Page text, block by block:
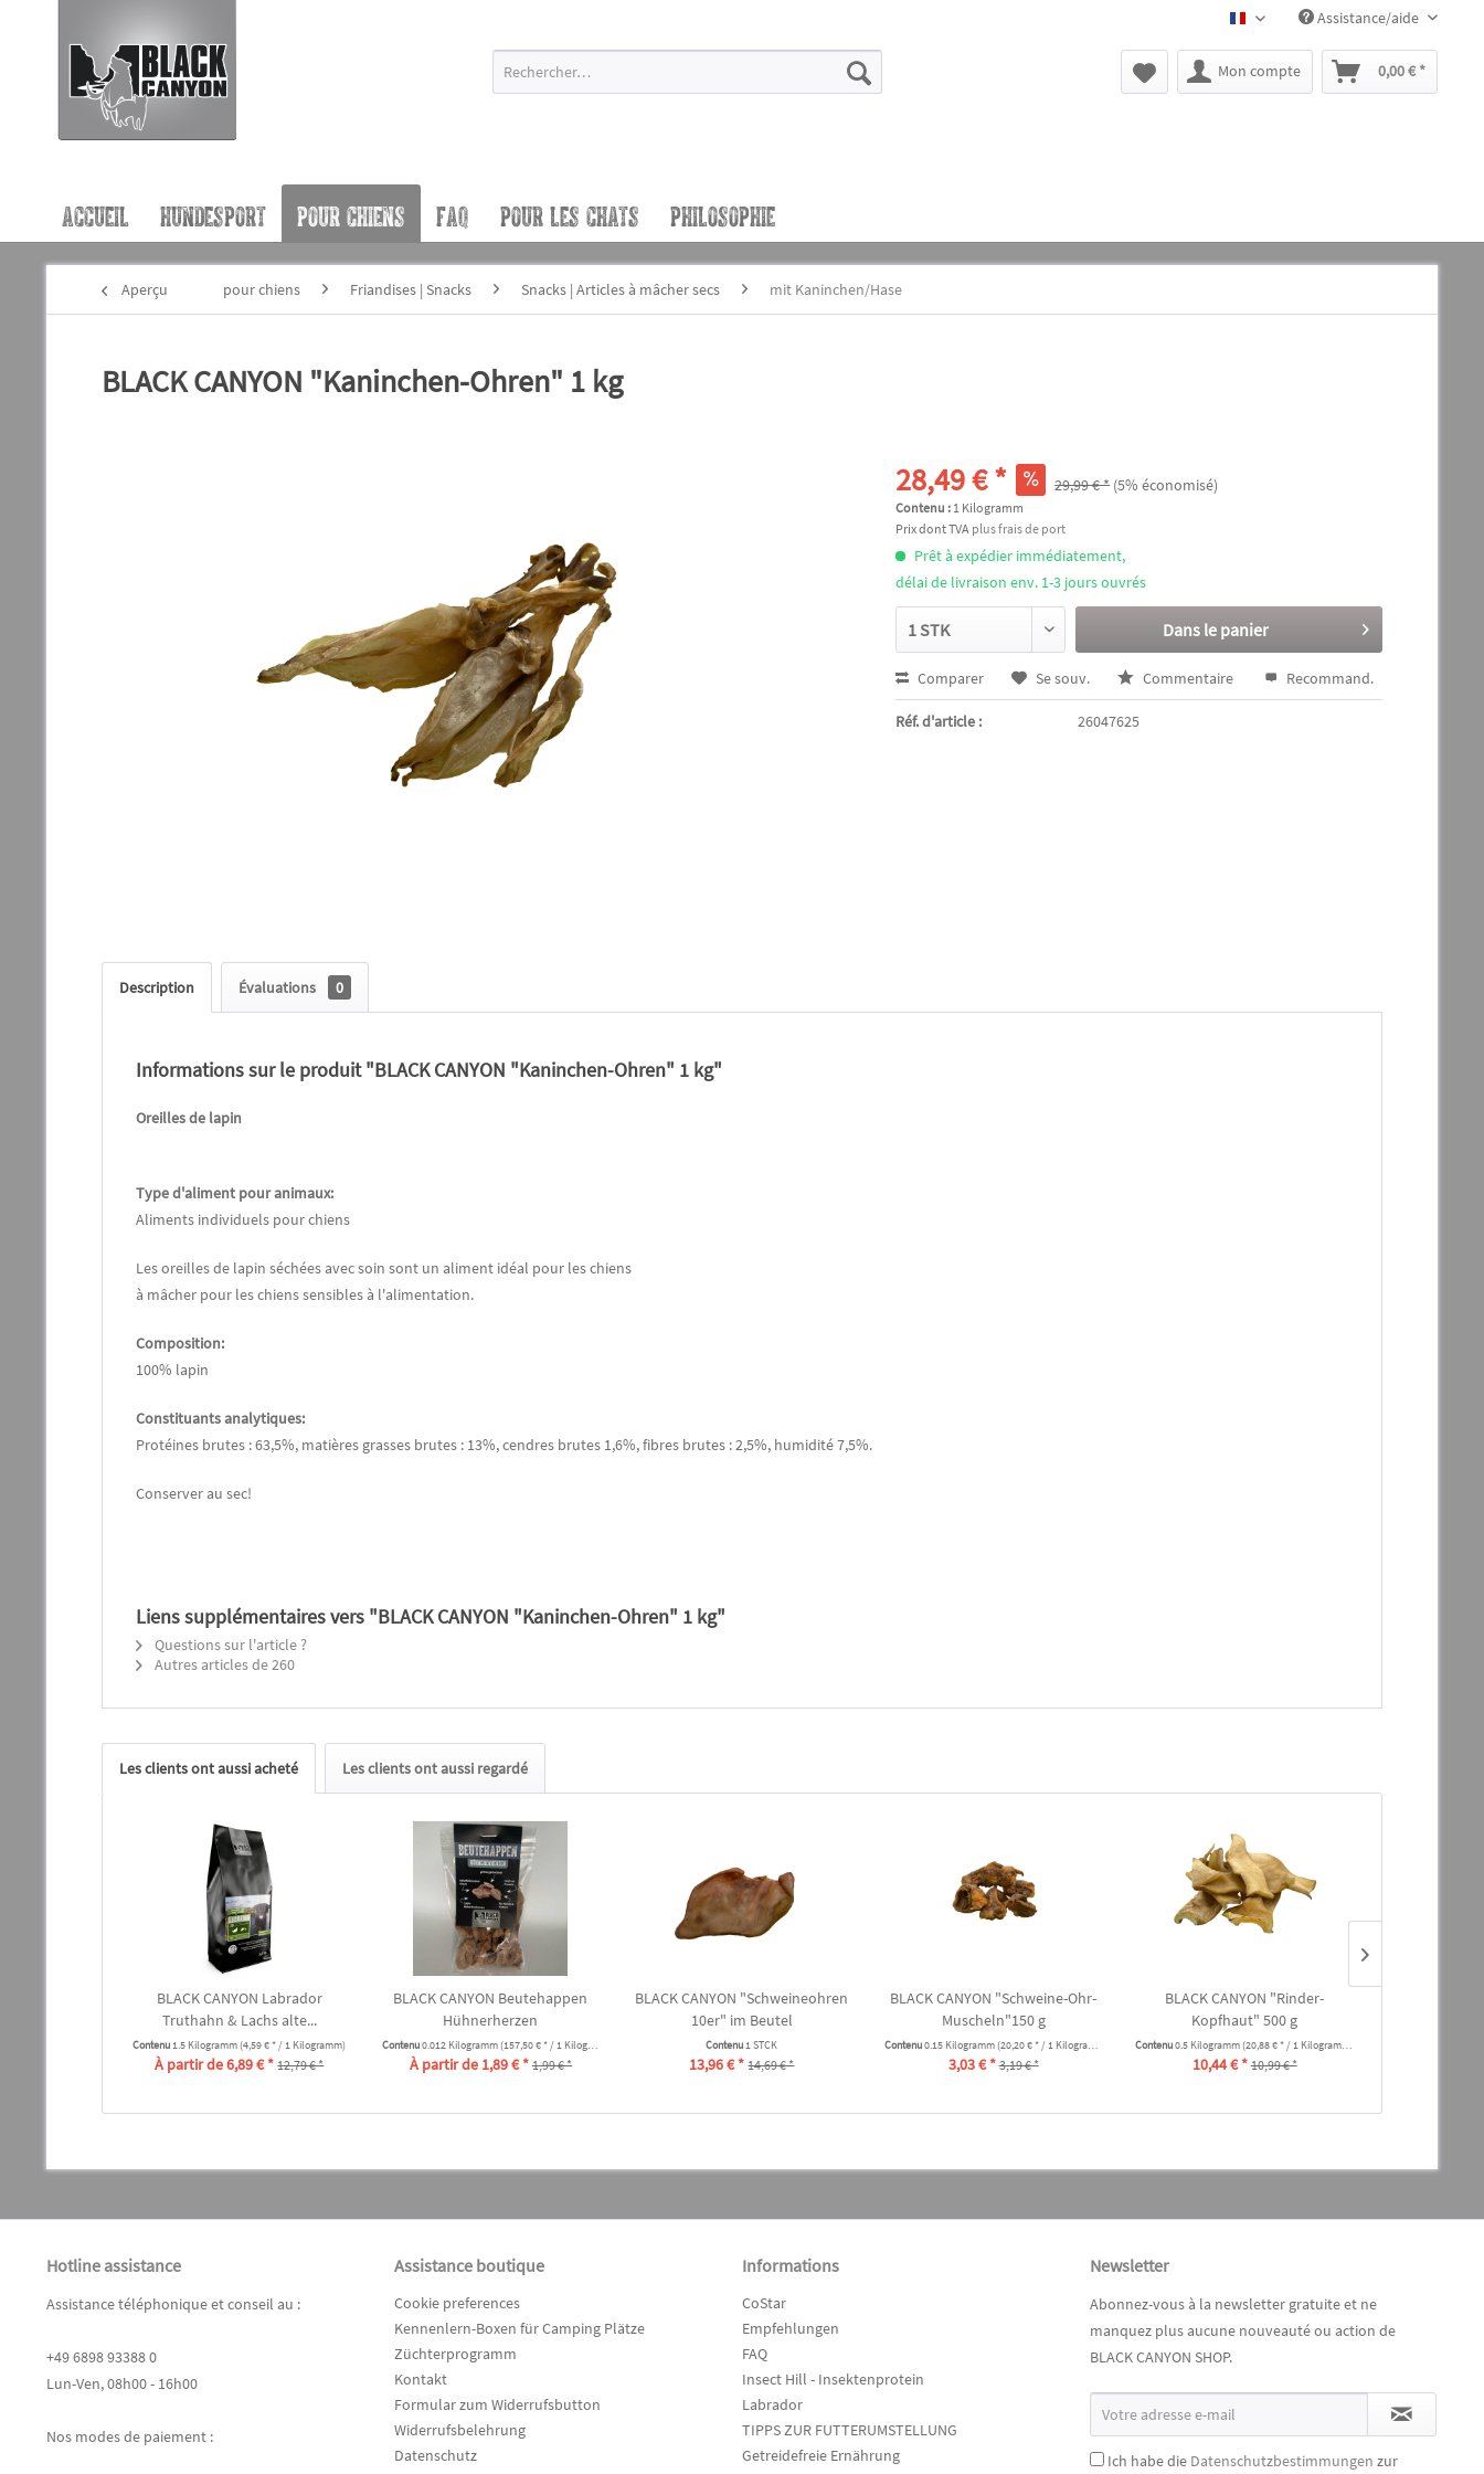
BLACK CANYON FRAssistance/aide
Mon compte 0,00 € *
ACCUEIL HUNDESPORT POUR CHIENS FAQ POUR LES CHATS PHILOSOPHIE
Aperçu pour chiens Friandises | Snacks Snacks | Articles à mâcher secs mit Kaninchen/Hase
BLACK CANYON "Kaninchen-Ohren" 1 kg
28,49 € * 29,99 € * (5% économisé)
Contenu : 1 Kilogramm
Prix dont TVA plus frais de port
Prêt à expédier immédiatement,
délai de livraison env. 1-3 jours ouvrés
Dans le panier
Comparer Se souv. Commentaire Recommand.
Réf. d'article : 26047625
Description Évaluations 0
Informations sur le produit "BLACK CANYON "Kaninchen-Ohren" 1 kg"
Oreilles de lapin
Type d'aliment pour animaux:
Aliments individuels pour chiens
Les oreilles de lapin séchées avec soin sont un aliment idéal pour les chiens
à mâcher pour les chiens sensibles à l'alimentation.
Composition:
100% lapin
Constituants analytiques:
Protéines brutes : 63,5%, matières grasses brutes : 13%, cendres brutes 1,6%, fibres brutes : 2,5%, humidité 7,5%.
Conserver au sec!
Liens supplémentaires vers "BLACK CANYON "Kaninchen-Ohren" 1 kg"
Questions sur l'article ?
Autres articles de 260
Les clients ont aussi acheté Les clients ont aussi regardé
BLACK CANYON Labrador
Truthahn & Lachs alte...
Contenu1.5 Kilogramm(4,59 € * / 1 Kilogramm)
À partir de 6,89 € * 12,79 € *
BLACK CANYON Beutehappen
Hühnerherzen
Contenu0.012 Kilogramm(157,50 € * / 1 Kilogramm)
À partir de 1,89 € * 1,99 € *
BLACK CANYON "Schweineohren
10er" im Beutel
Contenu1 STCK
13,96 € * 14,69 € *
BLACK CANYON "Schweine-Ohr-
Muscheln"150 g
Contenu0.15 Kilogramm(20,20 € * / 1 Kilogramm)
3,03 € * 3,19 € *
BLACK CANYON "Rinder-
Kopfhaut" 500 g
Contenu0.5 Kilogramm(20,88 € * / 1 Kilogramm)
10,44 € * 10,99 € *
Hotline assistance
Assistance téléphonique et conseil au :
+49 6898 93388 0
Lun-Ven, 08h00 - 16h00
Nos modes de paiement :
Assistance boutique
Cookie preferences
Kennenlern-Boxen für Camping Plätze
Züchterprogramm
Kontakt
Formular zum Widerrufsbutton
Widerrufsbelehrung
Datenschutz
Informations
CoStar
Empfehlungen
FAQ
Insect Hill - Insektenprotein
Labrador
TIPPS ZUR FUTTERUMSTELLUNG
Getreidefreie Ernährung
Newsletter
Abonnez-vous à la newsletter gratuite et ne
manquez plus aucune nouveauté ou action de
BLACK CANYON SHOP.
Ich habe die Datenschutzbestimmungen zur